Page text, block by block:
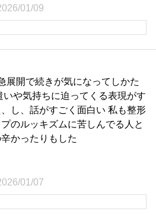
01/09
展開で続きが気になってしかた
いや気持ちに迫ってくる表現がす
し、話がすごく面白い 私も整形
のルッキズムに苦しんでる人と
かったりもした
01/07